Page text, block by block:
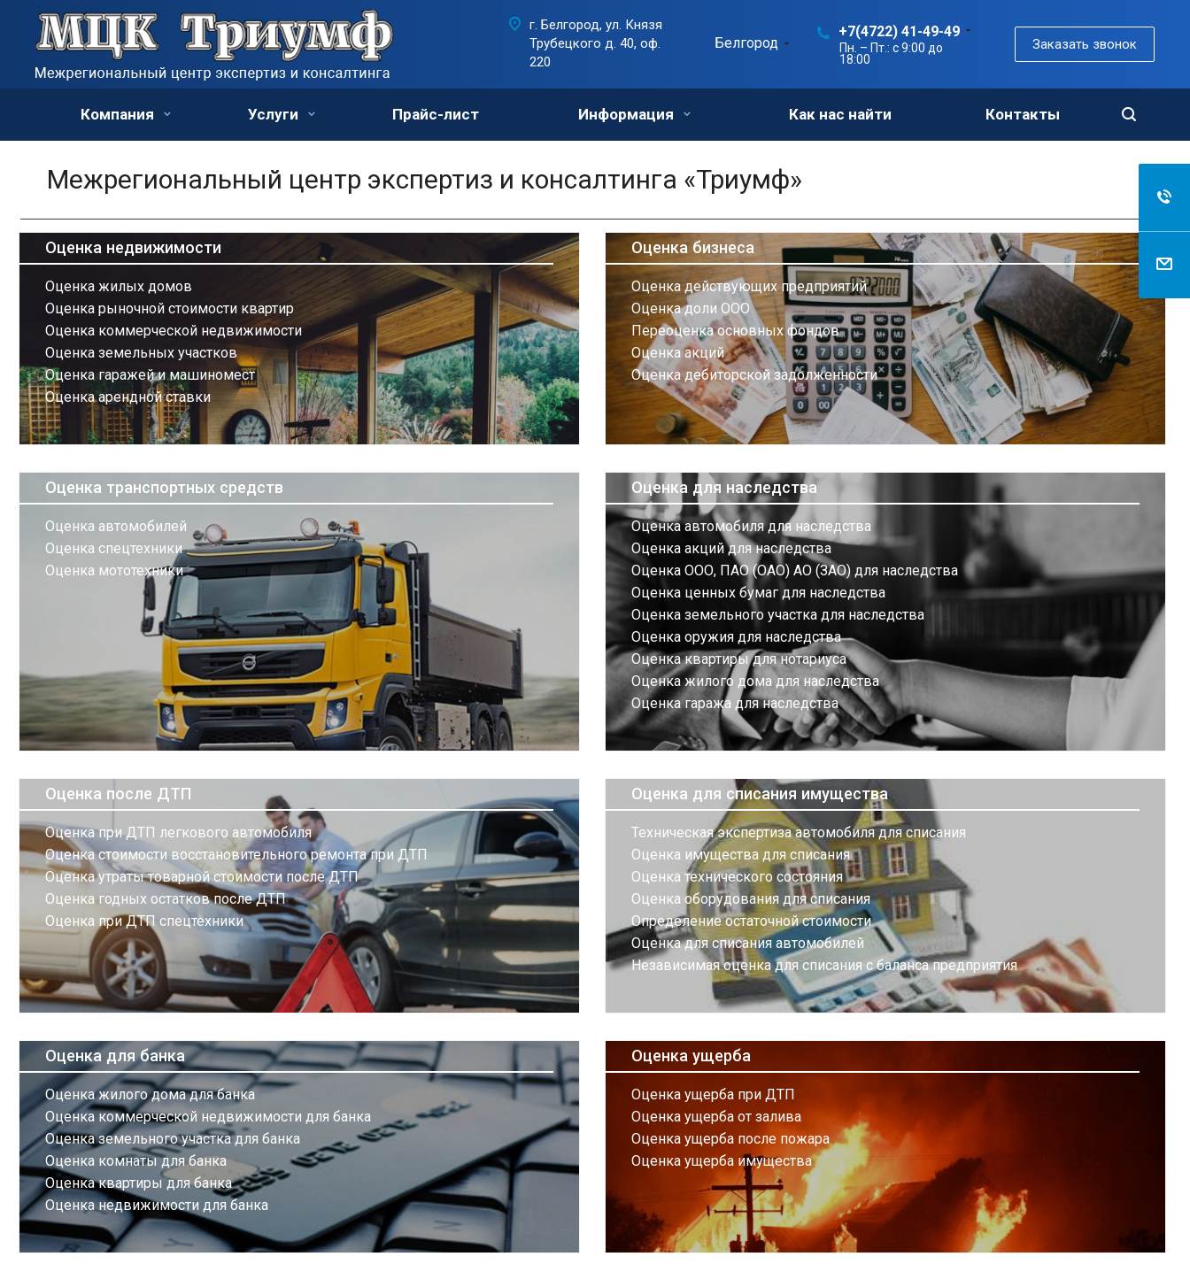
Белгород
+7(4722) 41-49-49
Пн. – Пт.: с 9:00 до
18:00
Заказать звонок
г. Белгород, ул. Князя
Трубецкого д. 40, оф.
220
Компания Услуги Прайс-лист Информация Как нас найти Контакты
Межрегиональный центр экспертиз и консалтинга «Триумф»
Оценка недвижимости
Оценка жилых домов
Оценка рыночной стоимости квартир
Оценка коммерческой недвижимости
Оценка земельных участков
Оценка гаражей и машиномест
Оценка арендной ставки
Оценка бизнеса
Оценка действующих предприятий
Оценка доли ООО
Переоценка основных фондов
Оценка акций
Оценка дебиторской задолженности
Оценка транспортных средств
Оценка автомобилей
Оценка спецтехники
Оценка мототехники
Оценка для наследства
Оценка автомобиля для наследства
Оценка акций для наследства
Оценка ООО, ПАО (ОАО) АО (ЗАО) для наследства
Оценка ценных бумаг для наследства
Оценка земельного участка для наследства
Оценка оружия для наследства
Оценка квартиры для нотариуса
Оценка жилого дома для наследства
Оценка гаража для наследства
Оценка после ДТП
Оценка при ДТП легкового автомобиля
Оценка стоимости восстановительного ремонта при ДТП
Оценка утраты товарной стоимости после ДТП
Оценка годных остатков после ДТП
Оценка при ДТП спецтехники
Оценка для списания имущества
Техническая экспертиза автомобиля для списания
Оценка имущества для списания
Оценка технического состояния
Оценка оборудования для списания
Определение остаточной стоимости
Оценка для списания автомобилей
Независимая оценка для списания с баланса предприятия
Оценка для банка
Оценка жилого дома для банка
Оценка коммерческой недвижимости для банка
Оценка земельного участка для банка
Оценка комнаты для банка
Оценка квартиры для банка
Оценка недвижимости для банка
Оценка ущерба
Оценка ущерба при ДТП
Оценка ущерба от залива
Оценка ущерба после пожара
Оценка ущерба имущества